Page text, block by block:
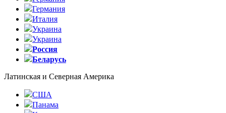
Германия
Италия
Украина
Украина
Россия
Беларусь
Латинская и Северная Америка
США
Панама